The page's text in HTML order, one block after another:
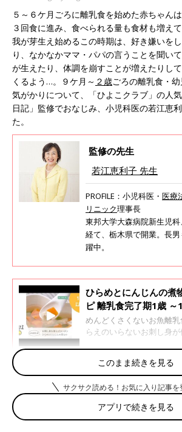
５～６ケ月ごろに離乳食を始めた赤ちゃん
３回食に進み、食べられる量も食材も増え
我が芽生え始めるこの時期は、好き嫌いを
り、なかなかママ・パパの言うことを聞い
が生えたり、体調を崩すことが増えたりし
くるよう…。９ケ月～ ２歳ごろの離乳食・
気がかりについて、「ひよこクラブ」の人
日記」監修でおなじみ、小児科医の若江恵
た。
監修の先生
若江恵利子 先生
PROFILE：小児科医・ 医療
リニック理事長
東邦大学大森病院新生児
経て、栃木県で開業。長
躍中。
ひらめとにんじんの
ピ 離乳食完了期1歳 ～
画】
めんどくさくないお魚離
らえのいらないお刺し身
ロリーなので、赤ちゃん
らめとにんじんは色もキ
レンジしてみてください。
好き嫌いがある、食べるのに時間
食・幼児食の悩みに答えます！
９～11ケ月ごろは「カミカミ期」といわれ
このまま続きを見る
サクサク読める！お気に入り記事を
アプリで続きを見る